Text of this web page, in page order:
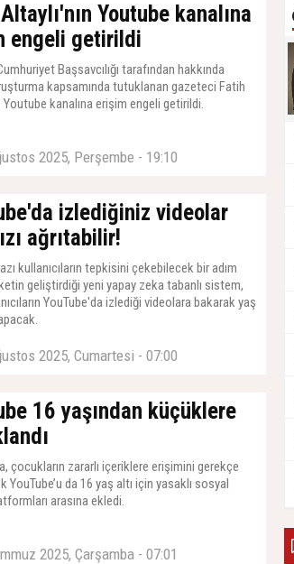
Youtube kanalına
engeli getirildi
Başsavcılığı tarafından hakkında
kapsamında tutuklanan gazeteci Fatih
Youtube kanalına erişim engeli getirildi.
2025, Perşembe - 19:10
izlediğiniz videolar
ağrıtabilir!
kullanıcıların tepkisini çekebilecek bir adım
geliştirdiği yeni yapay zeka tabanlı sistem,
YouTube'da izlediği videolara bakarak yaş
2025, Cumartesi - 07:00
16 yaşından küçüklere
çocukların zararlı içeriklere erişimini gerekçe
YouTube’u da 16 yaş altı için yasaklı sosyal
arasına ekledi.
2025, Çarşamba - 07:01